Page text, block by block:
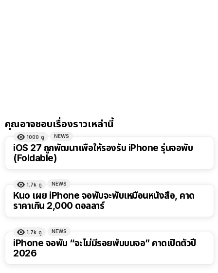
คุณอาจชอบเรื่องราวเหล่านี้
1000 ดู NEWS
iOS 27 ถูกพัฒนาเพื่อให้รองรับ iPhone รุ่นจอพับ
(Foldable)
1.7k ดู NEWS
Kuo เผย iPhone จอพับจะพับเหมือนหนังสือ, คาด
ราคาเกิน 2,000 ดอลลาร์
1.7k ดู NEWS
iPhone จอพับ “จะไม่มีรอยพับบนจอ” คาดเปิดตัวปี
2026